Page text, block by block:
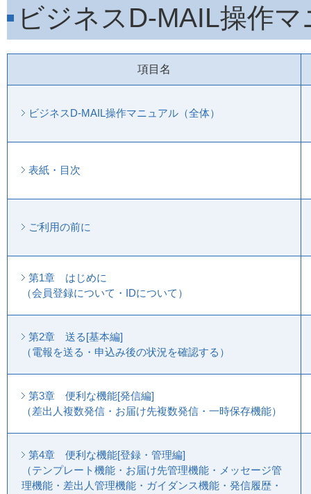
ビジネスD-MAIL操作
項目名
ビジネスD-MAIL操作マニュアル（全体）
表紙・目次
ご利用の前に
第1章 はじめに
（会員登録について・IDについて）
第2章 送る[基本編]
（電報を送る・申込み後の状況を確認する）
第3章 便利な機能[発信編]
（差出人複数発信・お届け先複数発信・一時保存機能）
第4章 便利な機能[登録・管理編]
（テンプレート機能・お届け先管理機能・メッセージ管
理機能・差出人管理機能・ガイダンス機能・発信履歴・